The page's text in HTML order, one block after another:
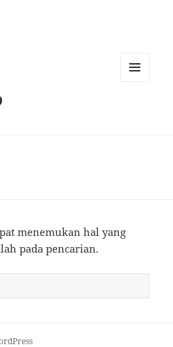
menemukan hal yang
pada pencarian.